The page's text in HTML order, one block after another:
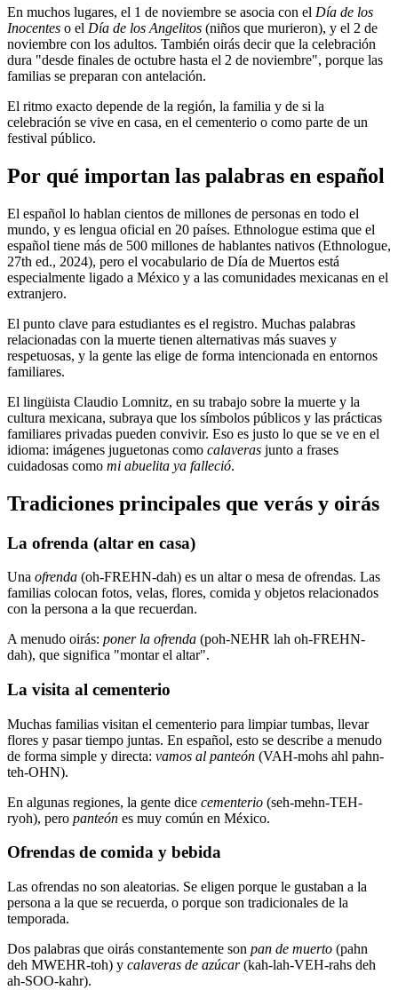
En muchos lugares, el 1 de noviembre se asocia con el Día de los
Inocentes o el Día de los Angelitos (niños que murieron), y el 2 de
noviembre con los adultos. También oirás decir que la celebración
dura "desde finales de octubre hasta el 2 de noviembre", porque las
familias se preparan con antelación.
El ritmo exacto depende de la región, la familia y de si la
celebración se vive en casa, en el cementerio o como parte de un
festival público.
Por qué importan las palabras en español
El español lo hablan cientos de millones de personas en todo el
mundo, y es lengua oficial en 20 países. Ethnologue estima que el
español tiene más de 500 millones de hablantes nativos (Ethnologue,
27th ed., 2024), pero el vocabulario de Día de Muertos está
especialmente ligado a México y a las comunidades mexicanas en el
extranjero.
El punto clave para estudiantes es el registro. Muchas palabras
relacionadas con la muerte tienen alternativas más suaves y
respetuosas, y la gente las elige de forma intencionada en entornos
familiares.
El lingüista Claudio Lomnitz, en su trabajo sobre la muerte y la
cultura mexicana, subraya que los símbolos públicos y las prácticas
familiares privadas pueden convivir. Eso es justo lo que se ve en el
idioma: imágenes juguetonas como calaveras junto a frases
cuidadosas como mi abuelita ya falleció.
Tradiciones principales que verás y oirás
La ofrenda (altar en casa)
Una ofrenda (oh-FREHN-dah) es un altar o mesa de ofrendas. Las
familias colocan fotos, velas, flores, comida y objetos relacionados
con la persona a la que recuerdan.
A menudo oirás: poner la ofrenda (poh-NEHR lah oh-FREHN-
dah), que significa "montar el altar".
La visita al cementerio
Muchas familias visitan el cementerio para limpiar tumbas, llevar
flores y pasar tiempo juntas. En español, esto se describe a menudo
de forma simple y directa: vamos al panteón (VAH-mohs ahl pahn-
teh-OHN).
En algunas regiones, la gente dice cementerio (seh-mehn-TEH-
ryoh), pero panteón es muy común en México.
Ofrendas de comida y bebida
Las ofrendas no son aleatorias. Se eligen porque le gustaban a la
persona a la que se recuerda, o porque son tradicionales de la
temporada.
Dos palabras que oirás constantemente son pan de muerto (pahn
deh MWEHR-toh) y calaveras de azúcar(kah-lah-VEH-rahs deh
ah-SOO-kahr).